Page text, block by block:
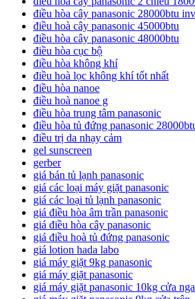
điều hòa cây panasonic 28000btu
điều hoà cây panasonic 45000btu
điều hòa cây panasonic 48000btu
điều hòa cục bộ
điều hòa không khí
điều hoà lọc không khí tốt nhất
điều hòa nanoe
điều hoà nanoe g
điều hòa trung tâm panasonic
điều hòa tủ đứng panasonic
điều trị da nhạy cảm
gel sunscreen
gerber
giá bán tủ lạnh panasonic
giá các loại máy giặt panasonic
giá các loại tủ lạnh panasonic
giá điều hòa âm trần panasonic
giá điều hòa cây panasonic
giá điều hoà tủ đứng panasonic
giá lotion hada labo
giá máy giặt 9kg panasonic
giá máy giặt panasonic
giá máy giặt panasonic 10kg cửa